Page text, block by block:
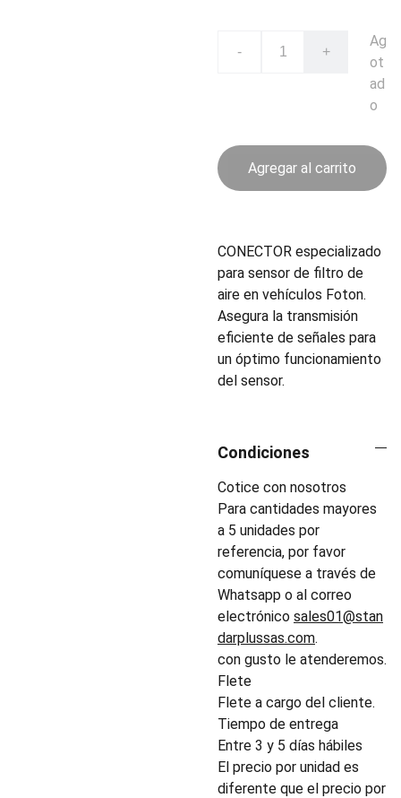
- +
Ag
ot
ad
o
Agregar al carrito
CONECTOR especializado
para sensor de filtro de
aire en vehículos Foton.
Asegura la transmisión
eficiente de señales para
un óptimo funcionamiento
del sensor.
Condiciones
Cotice con nosotros
Para cantidades mayores
a 5 unidades por
referencia, por favor
comuníquese a través de
Whatsapp o al correo
electrónico sales01@stan
darplussas.com.
con gusto le atenderemos.
Flete
Flete a cargo del cliente.
Tiempo de entrega
Entre 3 y 5 días hábiles
El precio por unidad es
diferente que el precio por